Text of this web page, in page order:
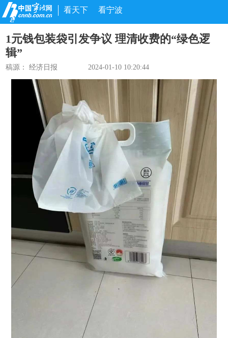
看天下 看宁波
1元钱包装袋引发争议 理清收费的“绿色逻
辑”
稿源：经济日报 2024-01-10 10:20:44